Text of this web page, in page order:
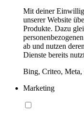
Mit deiner
unserer Website
Produkte. Dazu
ab und nutzen
Dienste bereits
Bing, Criteo,
Marketing